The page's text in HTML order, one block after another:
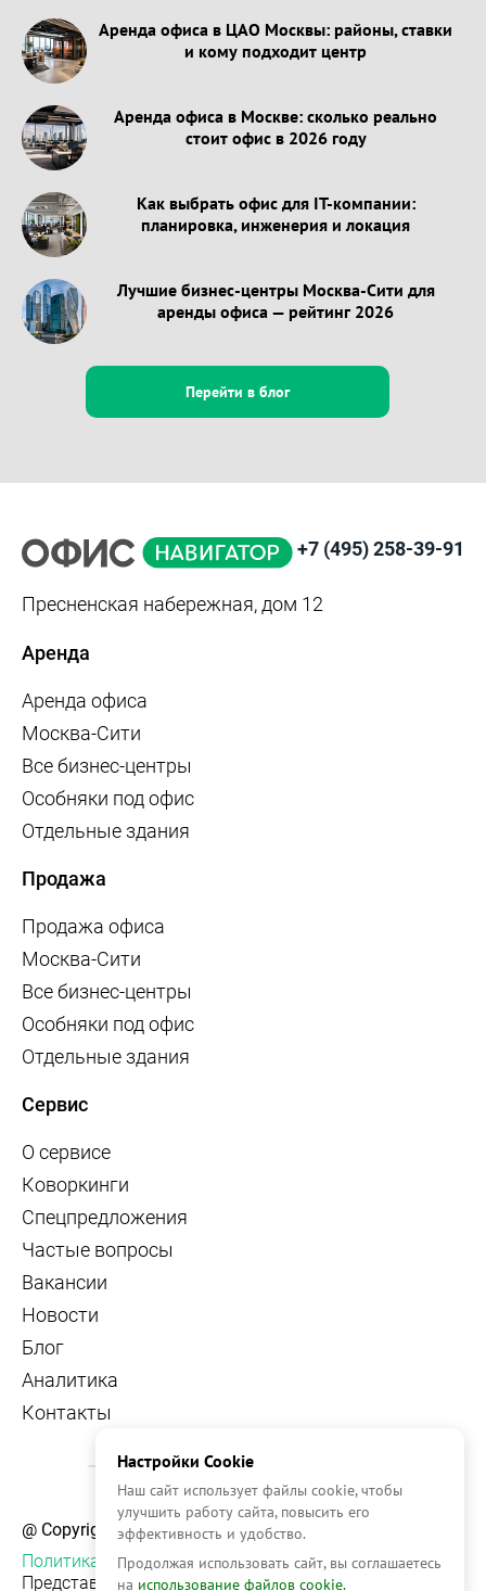
Аренда офиса в ЦАО Москвы: районы, ставки
и кому подходит центр
Аренда офиса в Москве: сколько реально
стоит офис в 2026 году
Как выбрать офис для IT-компании:
планировка, инженерия и локация
Лучшие бизнес-центры Москва-Сити для
аренды офиса — рейтинг 2026
Перейти в блог
+7 (495) 258-39-91
Пресненская набережная, дом 12
Аренда
Аренда офиса
Москва-Сити
Все бизнес-центры
Особняки под офис
Отдельные здания
Продажа
Продажа офиса
Москва-Сити
Все бизнес-центры
Особняки под офис
Отдельные здания
Сервис
О сервисе
Коворкинги
Спецпредложения
Частые вопросы
Вакансии
Новости
Блог
Аналитика
Контакты
@ Copyright, 2026 OFFICE NAVIGATOR
Политика конфиденциальности
Представленная на сайте информация, в т.ч.
Настройки Cookie
Наш сайт использует файлы cookie, чтобы
улучшить работу сайта, повысить его
эффективность и удобство.
Продолжая использовать сайт, вы соглашаетесь
на использование файлов cookie.